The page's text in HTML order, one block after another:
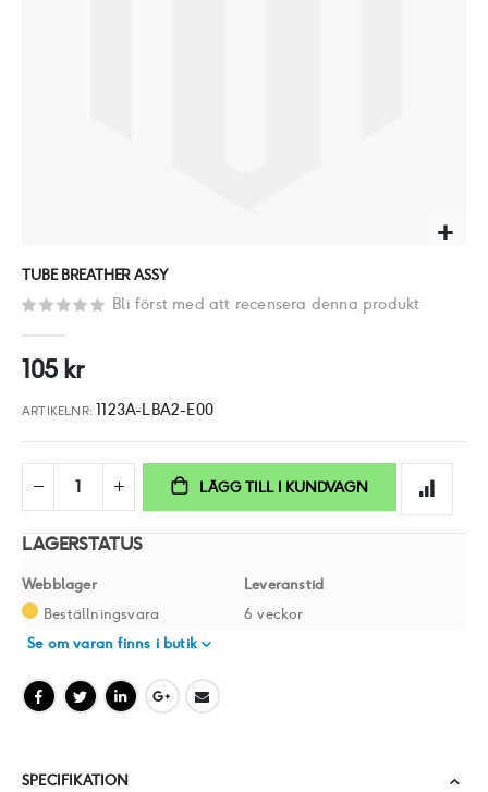
början
bildgalleriet
TUBE BREATHER ASSY
Bli först med att recensera denna produkt
105 kr
ARTIKELNR 1123A-LBA2-E00
LÄGG TILL I KUNDVAGN
LAGERSTATUS
Webblager
Leveranstid
Beställningsvara
6 veckor
Se om varan finns i butik
SPECIFIKATION